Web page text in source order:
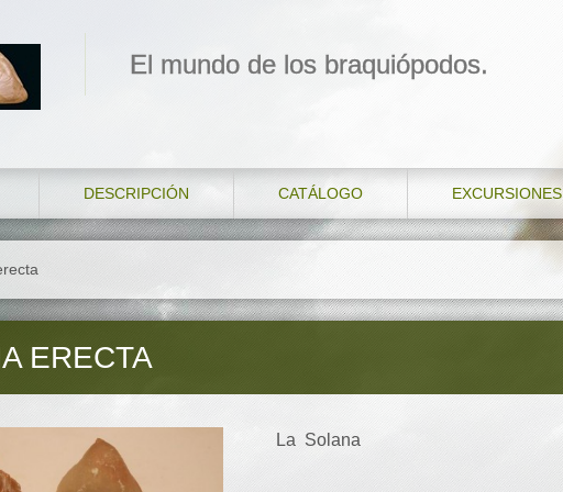
El mundo de los braquiópodos.
DESCRIPCIÓN CATÁLOGO EXCURSIONES
ERECTA
La Solana